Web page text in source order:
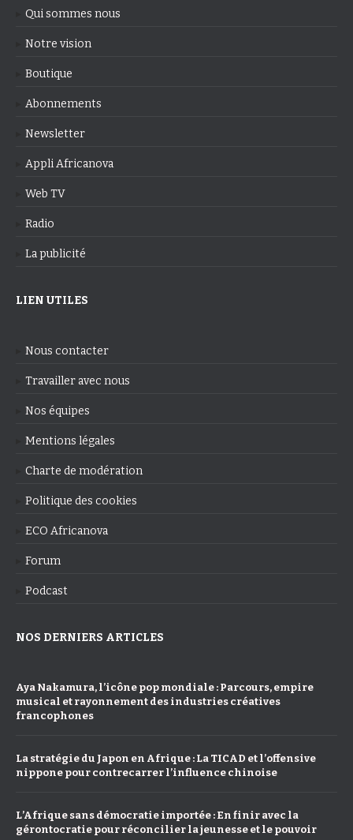
Qui sommes nous
Notre vision
Boutique
Abonnements
Newsletter
Appli Africanova
Web TV
Radio
La publicité
LIEN UTILES
Nous contacter
Travailler avec nous
Nos équipes
Mentions légales
Charte de modération
Politique des cookies
ECO Africanova
Forum
Podcast
NOS DERNIERS ARTICLES
Aya Nakamura, l’icône pop mondiale : Parcours, empire
musical et rayonnement des industries créatives
francophones
La stratégie du Japon en Afrique : La TICAD et l’offensive
nippone pour contrecarrer l’influence chinoise
L’Afrique sans démocratie importée : En finir avec la
gérontocratie pour réconcilier la jeunesse et le pouvoir